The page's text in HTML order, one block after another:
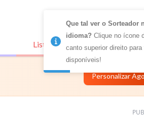
Listas Conectadas
Personalizar
Que tal ver o Sorteador
idioma? Clique no ícone
canto superior direito
disponíveis!